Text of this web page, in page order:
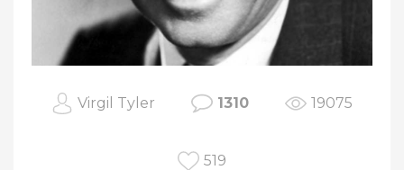
Virgil Tyler 1310 19075
519